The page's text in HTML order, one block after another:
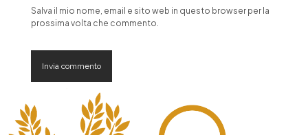
Salva il mio nome, email e sito web in questo browser per la
prossima volta che commento.
A
l
t